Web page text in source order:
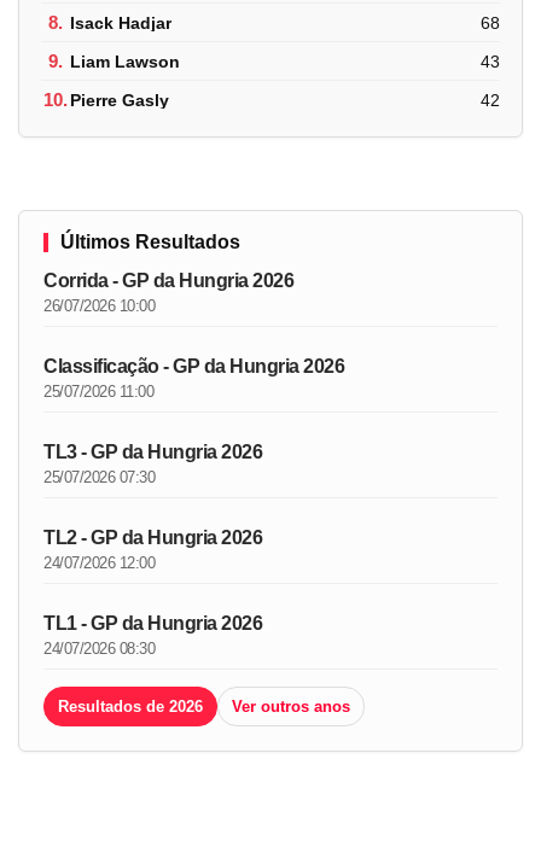
8. Isack Hadjar 68
9. Liam Lawson 43
10.Pierre Gasly 42
Últimos Resultados
Corrida - GP da Hungria 2026
26/07/2026 10:00
Classificação - GP da Hungria 2026
25/07/2026 11:00
TL3 - GP da Hungria 2026
25/07/2026 07:30
TL2 - GP da Hungria 2026
24/07/2026 12:00
TL1 - GP da Hungria 2026
24/07/2026 08:30
Resultados de 2026 Ver outros anos